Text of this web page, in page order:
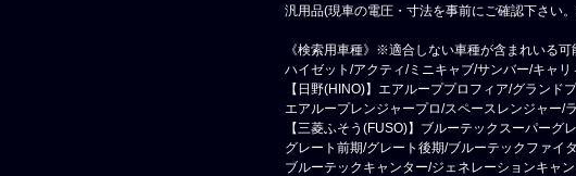
汎用品(現車の電圧・寸法を事前にご確認下さい
《検索用車種》※適合しない車種が含まれいる
ハイゼット/アクティ/ミニキャブ/サンバー/キャ
【日野(HINO)】エアループプロフィア/グラン
エアループレンジャープロ/スペースレンジャー/
【三菱ふそう(FUSO)】ブルーテックスーパー
グレート前期/グレート後期/ブルーテックファイ
ブルーテックキャンター/ジェネレーションキャ